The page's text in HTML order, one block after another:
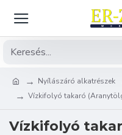
Nyílászáró alkatrészek
Vízkifolyó takaró
Vízkifolyó